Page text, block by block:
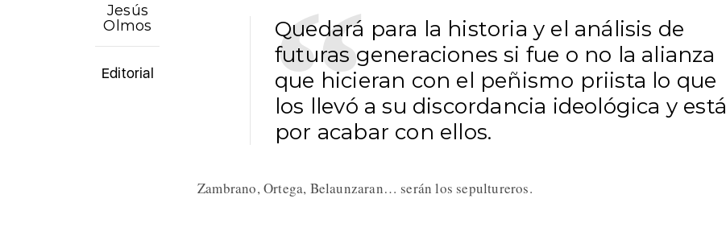
Jesús
Olmos
Editorial
Quedará para la historia y el análisis de
futuras generaciones si fue o no la alianza
que hicieran con el peñismo priista lo que
los llevó a su discordancia ideológica y está
por acabar con ellos.
Zambrano, Ortega, Belaunzaran… serán los sepultureros.